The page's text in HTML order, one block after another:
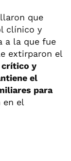
que
clínico y
a la que fue
extirparon el
crítico y
el
para
en el